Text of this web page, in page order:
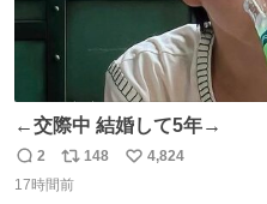
←交際中 結婚して5年→
返
信
2
リ
ポ
148
い
4,824
17時間前